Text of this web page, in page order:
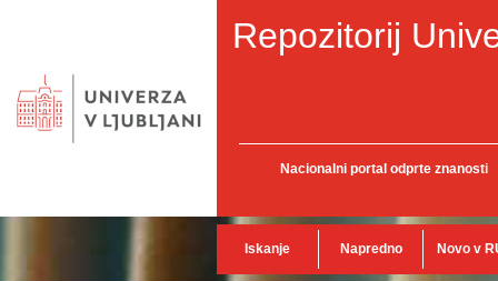
Repozitorij
Nacionalni portal odprte znanosti
Iskanje Napredno Novo v